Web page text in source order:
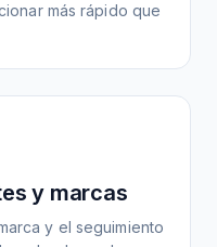
más rápido que
y marcas
y el seguimiento